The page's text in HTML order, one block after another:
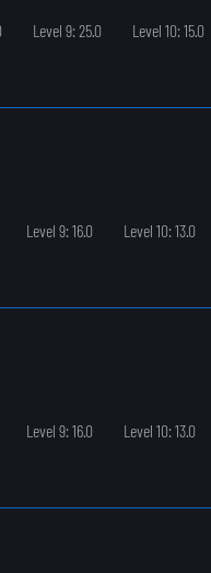
Level 9: 25.0 Level 10: 15.0
Level 9: 16.0 Level 10: 13.0
Level 9: 16.0 Level 10: 13.0